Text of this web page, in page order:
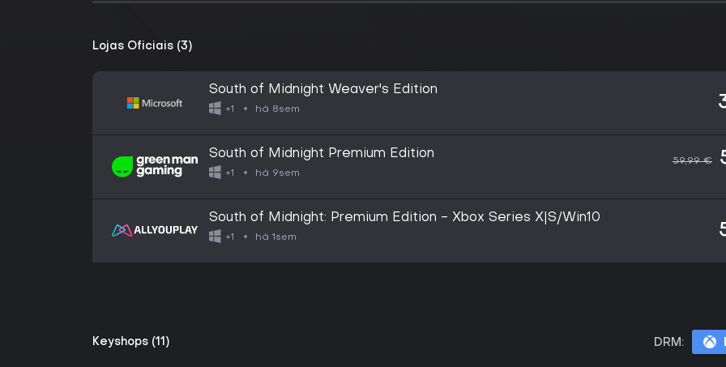
Lojas Oficiais (3)
South of Midnight Weaver's Edition
+1 há 8sem
South of Midnight Premium Edition
+1 há 9sem
59,99 €
South of Midnight: Premium Edition - Xbox Series X|S/Win10
+1 há 1sem
Keyshops (11) DRM: